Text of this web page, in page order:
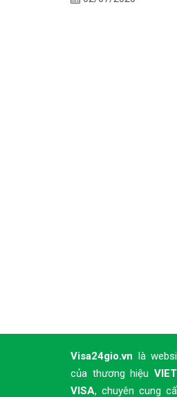
Visa24gio.vn là
của thương hiệu
VISA, chuyên cung